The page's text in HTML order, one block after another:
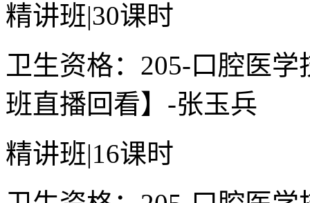
精讲班|30课时
卫生资格：205-口腔医
班直播回看】-张玉兵
精讲班|16课时